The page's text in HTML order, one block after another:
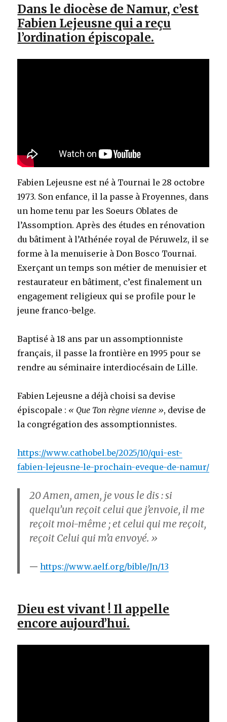
Dans le diocèse de Namur, c’est
Fabien Lejeusne qui a reçu
l’ordination épiscopale.
Fabien Lejeusne est né à Tournai le 28 octobre
1973. Son enfance, il la passe à Froyennes, dans
un home tenu par les Soeurs Oblates de
l’Assomption. Après des études en rénovation
du bâtiment à l’Athénée royal de Péruwelz, il se
forme à la menuiserie à Don Bosco Tournai.
Exerçant un temps son métier de menuisier et
restaurateur en bâtiment, c’est finalement un
engagement religieux qui se profile pour le
jeune franco-belge.
Baptisé à 18 ans par un assomptionniste
français, il passe la frontière en 1995 pour se
rendre au séminaire interdiocésain de Lille.
Fabien Lejeusne a déjà choisi sa devise
épiscopale : « Que Ton règne vienne », devise de
la congrégation des assomptionnistes.
https://www.cathobel.be/2025/10/qui-est-
fabien-lejeusne-le-prochain-eveque-de-namur/
20Amen, amen, je vous le dis : si
quelqu’un reçoit celui que j’envoie, il me
reçoit moi-même ; et celui qui me reçoit,
reçoit Celui qui m’a envoyé. »
https://www.aelf.org/bible/Jn/13
Dieu est vivant ! Il appelle
encore aujourd’hui.